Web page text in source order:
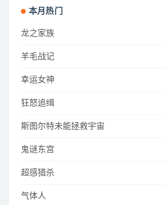
本月热门
龙之家族
羊毛战记
幸运女神
狂怒追缉
斯图尔特未能拯救宇宙
鬼谜东宫
超感猎杀
气体人